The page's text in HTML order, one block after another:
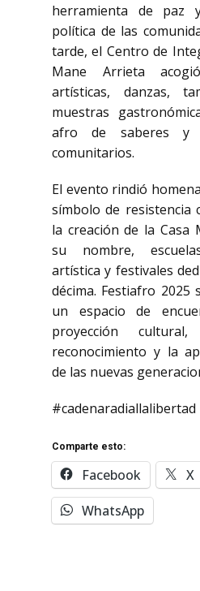
herramienta de paz
política de las
tarde, el Centro de
Mane Arrieta
artísticas, danzas,
muestras
afro de saberes y
comunitarios.
El evento rindió
símbolo de resistencia
la creación de la Casa
su nombre,
artística y festivales
décima. Festiafro 2025
un espacio de
proyección
reconocimiento y la
de las nuevas
#cadenaradiallalibertad
Comparte esto:
Facebook
X
WhatsApp